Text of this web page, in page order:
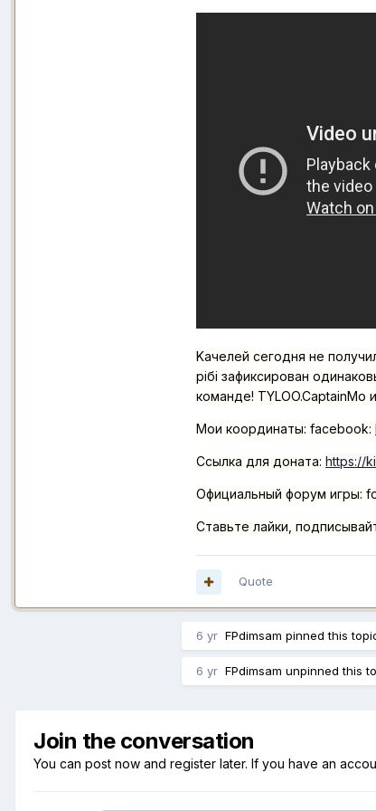
Kачелей сегодня не
рібі зафиксирован
команде!
Мои координаты: facebook:
Ссылка для доната: https://
Официальный форум игры:
Ставьте лайки,
Quote
6 yr FPdimsam pinned this
6 yr FPdimsam unpinned this
Join the conversation
You can post now and register later. If you have an